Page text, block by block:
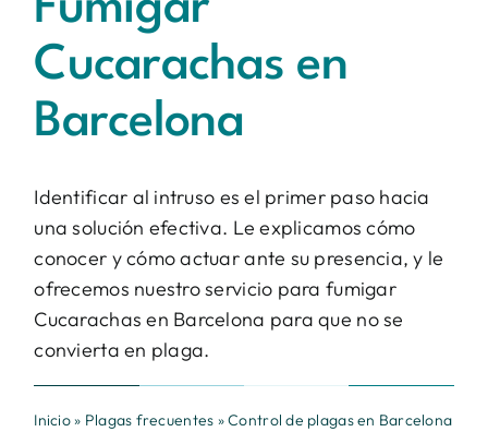
Contacto
BUSCAR:
Cucarachas en
Barcelona
Identificar al intruso es el primer paso hacia
una solución efectiva. Le explicamos cómo
conocer y cómo actuar ante su presencia, y le
ofrecemos nuestro servicio para fumigar
Cucarachas en Barcelona para que no se
convierta en plaga.
Inicio» Plagas frecuentes »Control de plagas en Barcelona